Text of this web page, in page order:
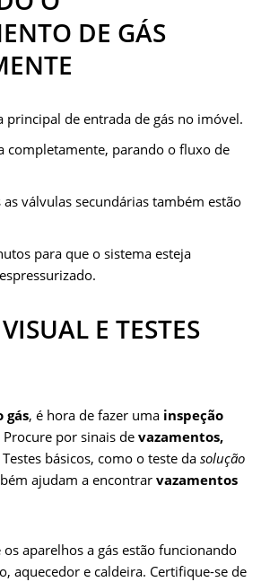
DE GÁS
principal de entrada de gás no imóvel.
completamente, parando o fluxo de
válvulas secundárias também estão
para que o sistema esteja
E TESTES
gás, é hora de fazer uma inspeção
por sinais de vazamentos,
Testes básicos, como o teste da solução
ajudam a encontrar vazamentos
aparelhos a gás estão funcionando
aquecedor e caldeira. Certifique-se de